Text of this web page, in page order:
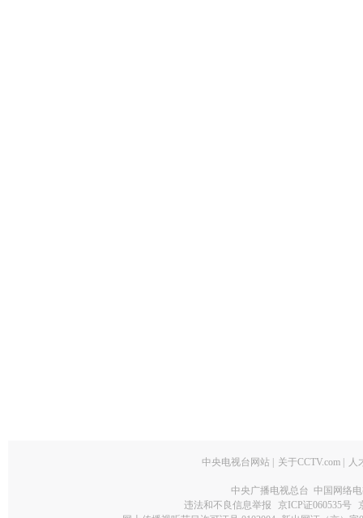
中央电视台网站 关于CCTV.com 人
中央广播电视总台 中国网络
违法和不良信息举报
京ICP证060535号